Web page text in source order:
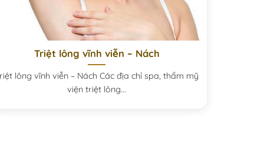
Triệt lông vĩnh viễn – Nách
lông vĩnh viễn – Nách Các địa chỉ spa, thẩm mỹ
viện triệt lông...